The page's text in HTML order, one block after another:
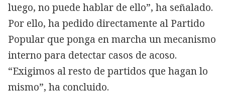
luego, no puede hablar de ello”, ha señalado.
Por ello, ha pedido directamente al Partido
Popular que ponga en marcha un mecanismo
interno para detectar casos de acoso.
“Exigimos al resto de partidos que hagan lo
mismo”, ha concluido.